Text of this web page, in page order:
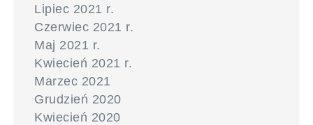
Lipiec 2021 r.
Czerwiec 2021 r.
Maj 2021 r.
Kwiecień 2021 r.
Marzec 2021
Grudzień 2020
Kwiecień 2020